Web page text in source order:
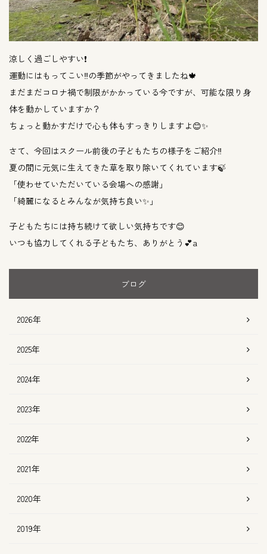
涼しく過ごしやすい❗️
運動にはもってこい‼️の季節がやってきましたね🍁
まだまだコロナ禍で制限がかかっている今ですが、可能な限り身
体を動かしていますか？
ちょっと動かすだけで心も体もすっきりしますよ😊✨
さて、今回はスクール前後の子どもたちの様子をご紹介‼️
夏の間に元気に生えてきた草を取り除いてくれています🍃
「使わせていただいている会場への感謝」
「綺麗になるとみんなが気持ち良い✨」
子どもたちには持ち続けて欲しい気持ちです😊
いつも協力してくれる子どもたち、ありがとう💕a
ブログ
2026年
2025年
2024年
2023年
2022年
2021年
2020年
2019年